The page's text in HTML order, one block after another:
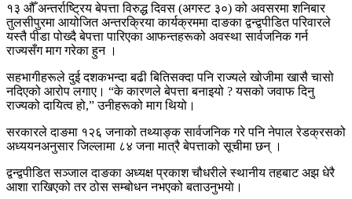
१३ औँ अन्तर्राष्ट्रिय बेपत्ता विरुद्ध दिवस (अगस्ट ३०) को अवसरमा शनिबार
तुलसीपुरमा आयोजित अन्तरक्रिया कार्यक्रममा दाङका द्वन्द्वपीडित परिवारले
यस्तै पीडा पोख्दै बेपत्ता पारिएका आफन्तहरूको अवस्था सार्वजनिक गर्न
राज्यसँग माग गरेका हुन ।
सहभागीहरूले दुई दशकभन्दा बढी बितिसक्दा पनि राज्यले खोजीमा खासै चासो
नदिएको आरोप लगाए। “के कारणले बेपत्ता बनाइयो ? यसको जवाफ दिनु
राज्यको दायित्व हो,” उनीहरूको माग थियो।
सरकारले दाङमा १२६ जनाको तथ्याङ्क सार्वजनिक गरे पनि नेपाल रेडक्रसको
अध्ययनअनुसार जिल्लामा ८४ जना मात्रै बेपत्ताको सूचीमा छन् ।
द्वन्द्वपीडित सञ्जाल दाङका अध्यक्ष प्रकाश चौधरीले स्थानीय तहबाट अझ धेरै
आशा राखिएको तर ठोस सम्बोधन नभएको बताउनुभयाे।